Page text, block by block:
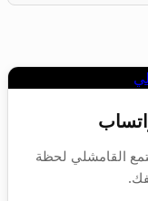
القامشلي لحظة